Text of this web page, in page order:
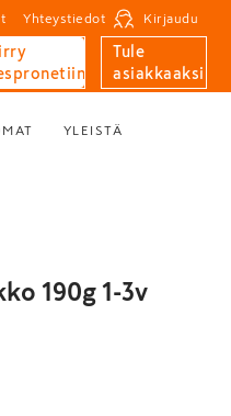
Yhteystiedot Kirjaudu
Tule
asiakkaaksi
YLEISTÄ
190g 1-3v